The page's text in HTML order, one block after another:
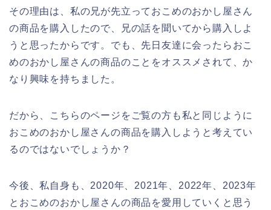
その理由は、私の兄が先立っておこめのおかし屋さん
の商品を購入したので、兄の話を聞いてから購入しよ
うと思ったからです。でも、先日友達に会ったらおこ
めのおかし屋さんの商品のことをオススメされて、か
なり興味を持ちました。
だから、こちらのページをご覧の方も私と同じように
おこめのおかし屋さんの商品を購入しようと考えてい
るのではないでしょうか？
今後、私自身も、2020年、2021年、2022年、2023年
とおこめのおかし屋さんの商品を愛用していくと思う